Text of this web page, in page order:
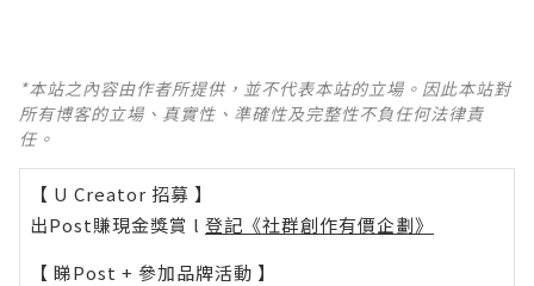
*本站之內容由作者所提供，並不代表本站的立場。因此本站對
所有博客的立場、真實性、準確性及完整性不負任何法律責
任。
【 U Creator 招募 】
出Post賺現金獎賞 l 登記《社群創作有價企劃》
【 睇Post + 參加品牌活動 】